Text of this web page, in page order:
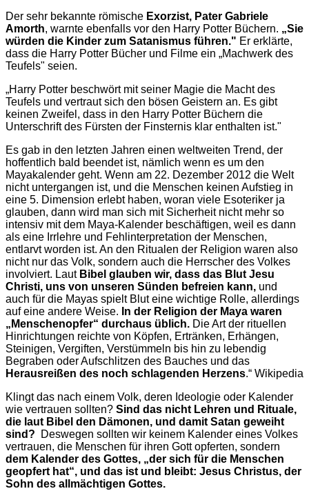
Der sehr bekannte römische Exorzist, Pater Gabriele
Amorth, warnte ebenfalls vor den Harry Potter Büchern. „Sie
würden die Kinder zum Satanismus führen." Er erklärte,
dass die Harry Potter Bücher und Filme ein „Machwerk des
Teufels" seien.
„Harry Potter beschwört mit seiner Magie die Macht des
Teufels und vertraut sich den bösen Geistern an. Es gibt
keinen Zweifel, dass in den Harry Potter Büchern die
Unterschrift des Fürsten der Finsternis klar enthalten ist."
Es gab in den letzten Jahren einen weltweiten Trend, der
hoffentlich bald beendet ist, nämlich wenn es um den
Mayakalender geht. Wenn am 22. Dezember 2012 die Welt
nicht untergangen ist, und die Menschen keinen Aufstieg in
eine 5. Dimension erlebt haben, woran viele Esoteriker ja
glauben, dann wird man sich mit Sicherheit nicht mehr so
intensiv mit dem Maya-Kalender beschäftigen, weil es dann
als eine Irrlehre und Fehlinterpretation der Menschen,
entlarvt worden ist. An den Ritualen der Religion waren also
nicht nur das Volk, sondern auch die Herrscher des Volkes
involviert. Laut Bibel glauben wir, dass das Blut Jesu
Christi, uns von unseren Sünden befreien kann, und
auch für die Mayas spielt Blut eine wichtige Rolle, allerdings
auf eine andere Weise. In der Religion der Maya waren
„Menschenopfer“ durchaus üblich. Die Art der rituellen
Hinrichtungen reichte von Köpfen, Ertränken, Erhängen,
Steinigen, Vergiften, Verstümmeln bis hin zu lebendig
Begraben oder Aufschlitzen des Bauches und das
Herausreißen des noch schlagenden Herzens.“ Wikipedia
Klingt das nach einem Volk, deren Ideologie oder Kalender
wie vertrauen sollten? Sind das nicht Lehren und Rituale,
die laut Bibel den Dämonen, und damit Satan geweiht
sind? Deswegen sollten wir keinem Kalender eines Volkes
vertrauen, die Menschen für ihren Gott opferten, sondern
dem Kalender des Gottes, „der sich für die Menschen
geopfert hat“, und das ist und bleibt: Jesus Christus, der
Sohn des allmächtigen Gottes.